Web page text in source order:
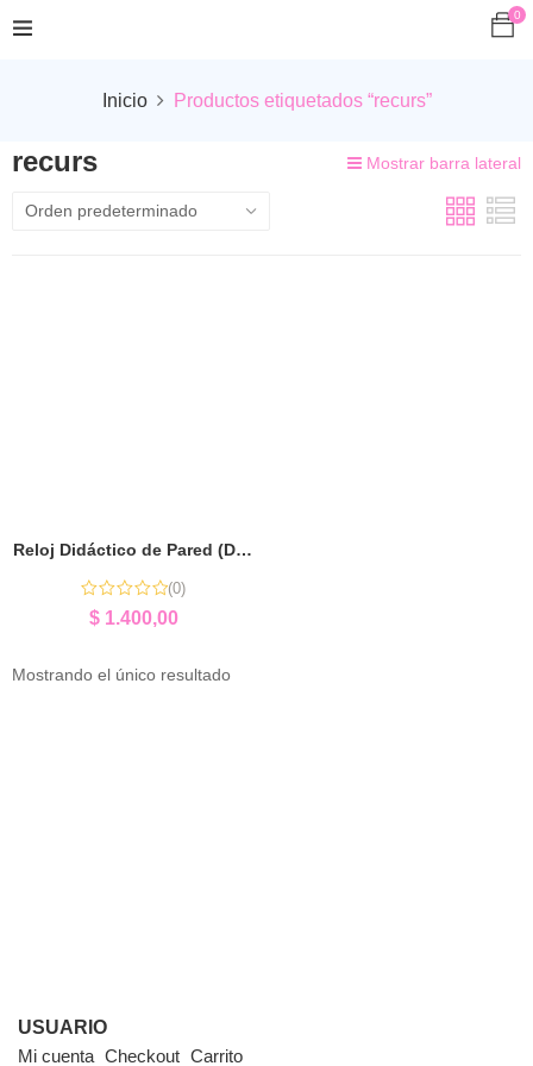
0
Inicio Productos etiquetados “recurs”
recurs Mostrar barra lateral
Reloj Didáctico de Pared (Doméstico) | Aprender la Hora
(0)
$1.400,00
Mostrando el único resultado
USUARIO
Mi cuenta Checkout Carrito